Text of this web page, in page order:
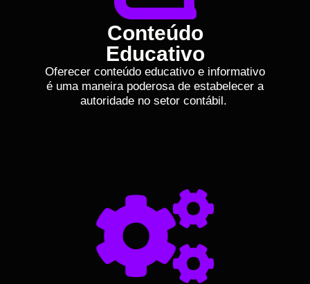
Conteúdo
Educativo
Oferecer conteúdo educativo e informativo
é uma maneira poderosa de estabelecer a
autoridade no setor contábil.